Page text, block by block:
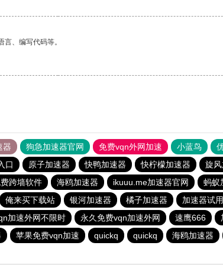
、编写代码等。
器 狗急加速器官网 免费vqn外网加速 小蓝鸟
口 原子加速器 快鸭加速器 快柠檬加速器 旋
跨墙软件 海鸥加速器 ikuuu.me加速器官网 蚂蚁
俺来买下载站 银河加速器 橘子加速器 加速器试
加速外网不限时 永久免费vqn加速外网 速鹰666
苹果免费vqn加速 quickq quickq 海鸥加速器